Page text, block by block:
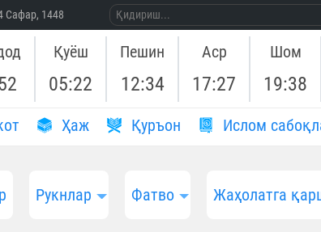
Сафар, 1448
Қуёш
05:22
Пешин
12:34
Аср
17:27
Шом
19:38
Ҳаж Қуръон Ислом
Рукнлар Фатво Жаҳолатга